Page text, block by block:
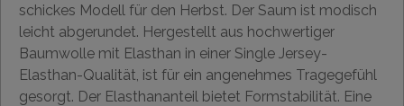
schickes Modell für den Herbst. Der Saum ist modisch
leicht abgerundet. Hergestellt aus hochwertiger
Baumwolle mit Elasthan in einer Single Jersey-
Elasthan-Qualität, ist für ein angenehmes Tragegefühl
gesorgt. Der Elasthananteil bietet Formstabilität. Eine